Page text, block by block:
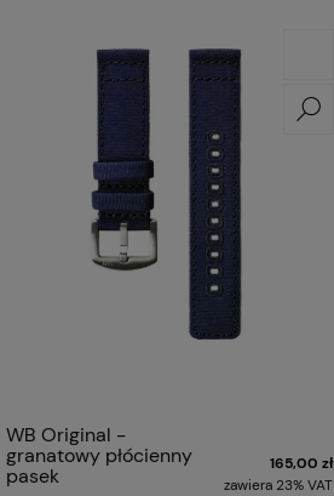
WB Original -
granatowy płócienny
pasek
165,00 zł
zawiera 23% VAT